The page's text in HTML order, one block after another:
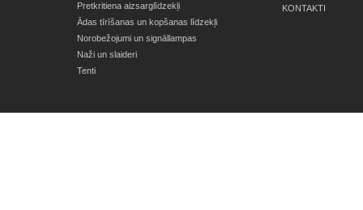
Pretkritiena aizsarglīdzekļi
Ādas tīrīšanas un kopšanas līdzekļi
Norobežojumi un signāllampas
Naži un slaideri
Tenti
KONTAKTI